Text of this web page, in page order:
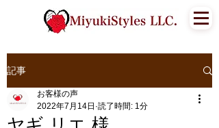
記事
お客様の声
2022年7月14日 読了時間: 1分